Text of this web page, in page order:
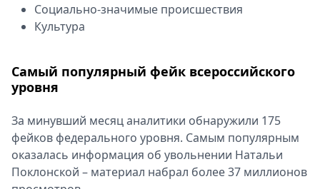
Социально-значимые происшествия
Культура
Самый популярный фейк всероссийского
уровня
За минувший месяц аналитики обнаружили 175
фейков федерального уровня. Самым популярным
оказалась информация об увольнении Натальи
Поклонской – материал набрал более 37 миллионов